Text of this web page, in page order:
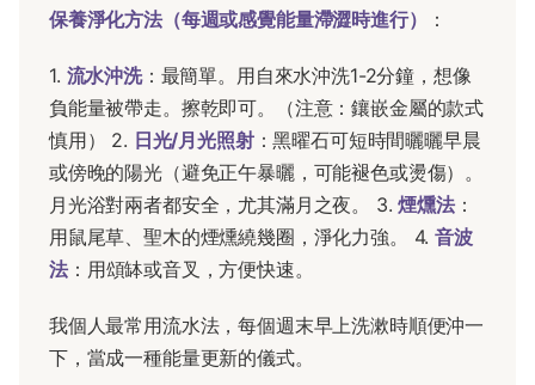
保養淨化方法（每週或感覺能量滯澀時進行）
：
1. 流水沖洗：最簡單。用自來水沖洗1-2分鐘，想像
負能量被帶走。擦乾即可。（注意：鑲嵌金屬的款式
慎用） 2. 日光/月光照射：黑曜石可短時間曬曬早晨
或傍晚的陽光（避免正午暴曬，可能褪色或燙傷）。
月光浴對兩者都安全，尤其滿月之夜。 3.煙燻法：
用鼠尾草、聖木的煙燻繞幾圈，淨化力強。 4.音波
法：用頌缽或音叉，方便快速。
我個人最常用流水法，每個週末早上洗漱時順便沖一
下，當成一種能量更新的儀式。